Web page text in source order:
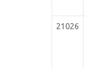
21026